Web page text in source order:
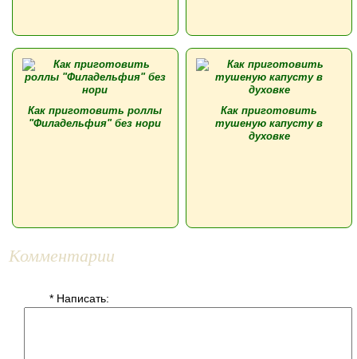
Как приготовить роллы
"Филадельфия" без нори
Как приготовить
тушеную капусту в
духовке
Комментарии
* Написать: